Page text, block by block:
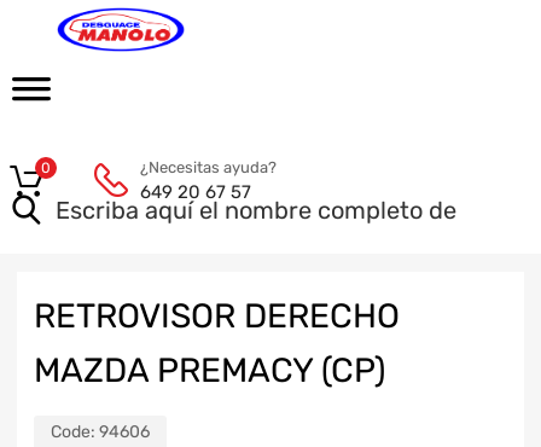
¿Necesitas ayuda?
649 20 67 57
0
RETROVISOR DERECHO
MAZDA PREMACY (CP)
Code: 94606